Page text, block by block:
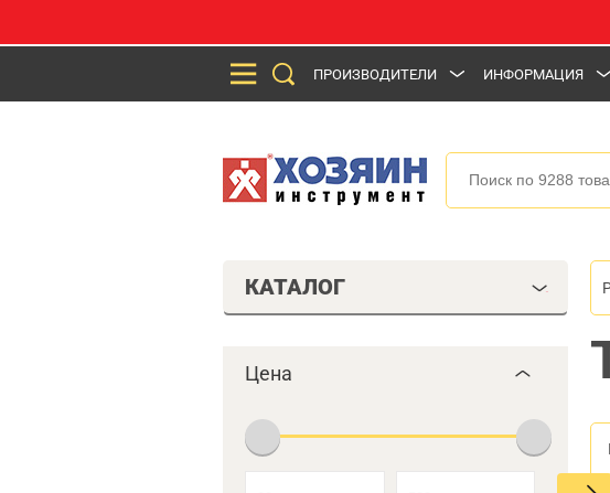
ПРОИЗВОДИТЕЛИ ИНФОРМАЦИЯ
КАТАЛОГ
Цена